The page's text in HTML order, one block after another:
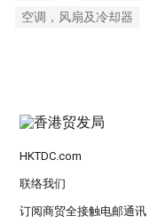
空调，风扇及冷却器
HKTDC.com
联络我们
订阅商贸全接触电邮通讯